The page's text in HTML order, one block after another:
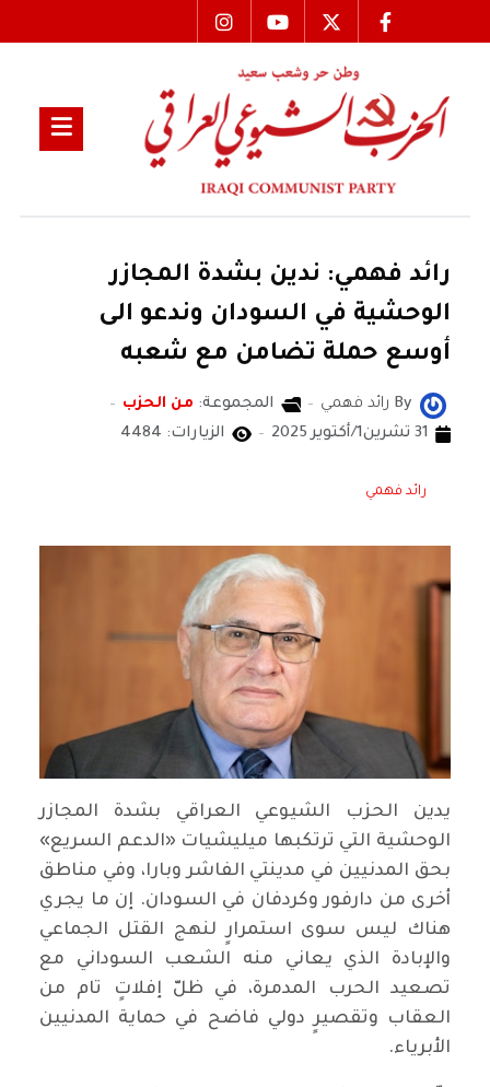
رائد فهمي: ندين بشدة المجازر
الوحشية في السودان وندعو الى
أوسع حملة تضامن مع شعبه
By رائد فهمي المجموعة: من الحزب
31 تشرين1/أكتوير 2025
الزيارات: 4484
رائد فهمي
يدين الحزب الشيوعي العراقي بشدة المجازر
الوحشية التي ترتكبها ميليشيات «الدعم السريع»
بحق المدنيين في مدينتي الفاشر وبارا، وفي مناطق
أخرى من دارفور وكردفان في السودان. إن ما يجري
هناك ليس سوى استمرارٍ لنهج القتل الجماعي
والإبادة الذي يعاني منه الشعب السوداني مع
تصعيد الحرب المدمرة، في ظلّ إفلاتٍ تام من
العقاب وتقصيرٍ دولي فاضح في حماية المدنيين
الأبرياء.